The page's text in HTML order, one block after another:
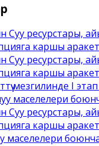
Суу ресурстары,
каршы
Суу ресурстары,
каршы
мезгилинде I этап
маселелери
Суу ресурстары,
каршы
маселелери